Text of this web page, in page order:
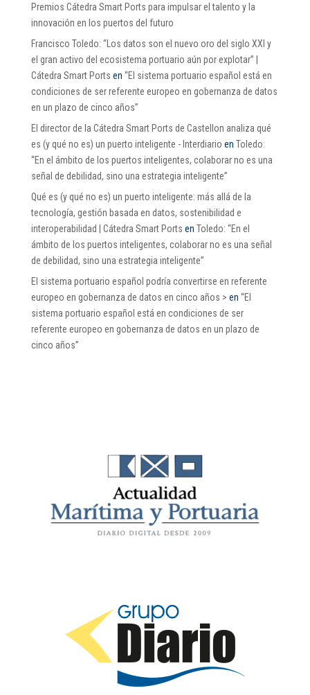
Premios Cátedra Smart Ports para impulsar el talento y la
innovación en los puertos del futuro
Francisco Toledo: “Los datos son el nuevo oro del siglo XXI y
el gran activo del ecosistema portuario aún por explotar” |
Cátedra Smart Ports en “El sistema portuario español está en
condiciones de ser referente europeo en gobernanza de datos
en un plazo de cinco años”
El director de la Cátedra Smart Ports de Castellon analiza qué
es (y qué no es) un puerto inteligente - Interdiario en Toledo:
“En el ámbito de los puertos inteligentes, colaborar no es una
señal de debilidad, sino una estrategia inteligente”
Qué es (y qué no es) un puerto inteligente: más allá de la
tecnología, gestión basada en datos, sostenibilidad e
interoperabilidad | Cátedra Smart Ports en Toledo: “En el
ámbito de los puertos inteligentes, colaborar no es una señal
de debilidad, sino una estrategia inteligente”
El sistema portuario español podría convertirse en referente
europeo en gobernanza de datos en cinco años > en “El
sistema portuario español está en condiciones de ser
referente europeo en gobernanza de datos en un plazo de
cinco años”